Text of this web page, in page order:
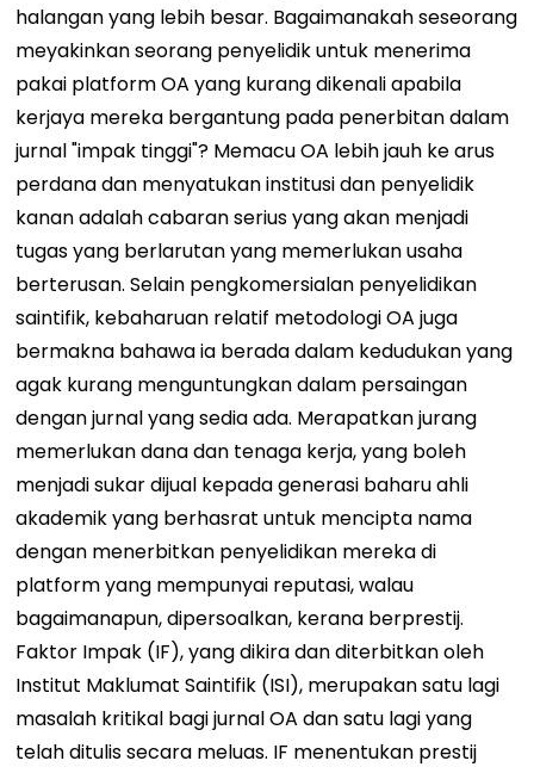
halangan yang lebih besar. Bagaimanakah seseorang
meyakinkan seorang penyelidik untuk menerima
pakai platform OA yang kurang dikenali apabila
kerjaya mereka bergantung pada penerbitan dalam
jurnal "impak tinggi"? Memacu OA lebih jauh ke arus
perdana dan menyatukan institusi dan penyelidik
kanan adalah cabaran serius yang akan menjadi
tugas yang berlarutan yang memerlukan usaha
berterusan. Selain pengkomersialan penyelidikan
saintifik, kebaharuan relatif metodologi OA juga
bermakna bahawa ia berada dalam kedudukan yang
agak kurang menguntungkan dalam persaingan
dengan jurnal yang sedia ada. Merapatkan jurang
memerlukan dana dan tenaga kerja, yang boleh
menjadi sukar dijual kepada generasi baharu ahli
akademik yang berhasrat untuk mencipta nama
dengan menerbitkan penyelidikan mereka di
platform yang mempunyai reputasi, walau
bagaimanapun, dipersoalkan, kerana berprestij.
Faktor Impak (IF), yang dikira dan diterbitkan oleh
Institut Maklumat Saintifik (ISI), merupakan satu lagi
masalah kritikal bagi jurnal OA dan satu lagi yang
telah ditulis secara meluas. IF menentukan prestij